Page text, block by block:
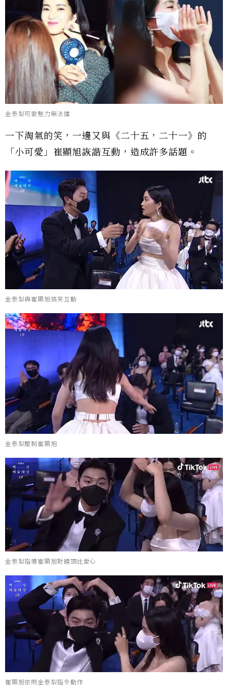
金泰梨可愛魅力無法擋
一下淘氣的笑，一邊又與《二十五，二十一》的
「小可愛」崔顯旭詼諧互動，造成許多話題。
金泰梨與崔顯旭搞笑互動
金泰梨壓制崔顯旭
金泰梨指導崔顯旭對鏡頭比愛心
崔顯旭依照金泰梨指令動作